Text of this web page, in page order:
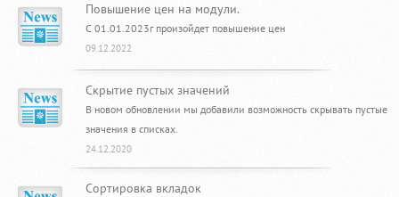
Повышение цен на модули.
С 01.01.2023г произойдет повышение цен
09.12.2022
Скрытие пустых значений
В новом обновлении мы добавили возможность скрывать пустые
значения в списках.
24.12.2020
Сортировка вкладок